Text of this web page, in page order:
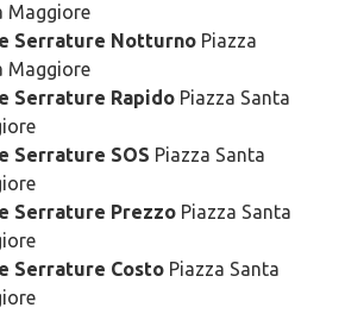
Maggiore
Serrature Notturno Piazza
Maggiore
Serrature Rapido Piazza Santa
Serrature SOS Piazza Santa
Serrature Prezzo Piazza Santa
Serrature Costo Piazza Santa